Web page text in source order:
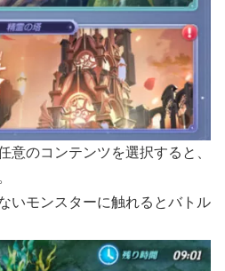
意のコンテンツを選択すると、
いモンスターに触れるとバトル